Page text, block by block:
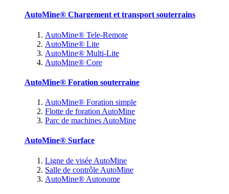
AutoMine® Chargement et transport souterrains
AutoMine® Tele-Remote
AutoMine® Lite
AutoMine® Multi-Lite
AutoMine® Core
AutoMine® Foration souterraine
AutoMine® Foration simple
Flotte de foration AutoMine
Parc de machines AutoMine
AutoMine® Surface
Ligne de visée AutoMine
Salle de contrôle AutoMine
AutoMine® Autonome